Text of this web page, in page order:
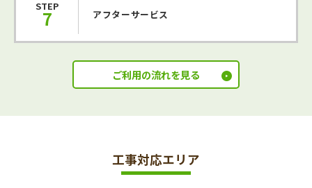
STEP
7 アフターサービス
ご利用の流れを見る
工事対応エリア